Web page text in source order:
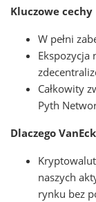
Kluczowe cechy
W pełni
Ekspozycja
Całkowity
Pyth
Dlaczego
naszych
rynku bez